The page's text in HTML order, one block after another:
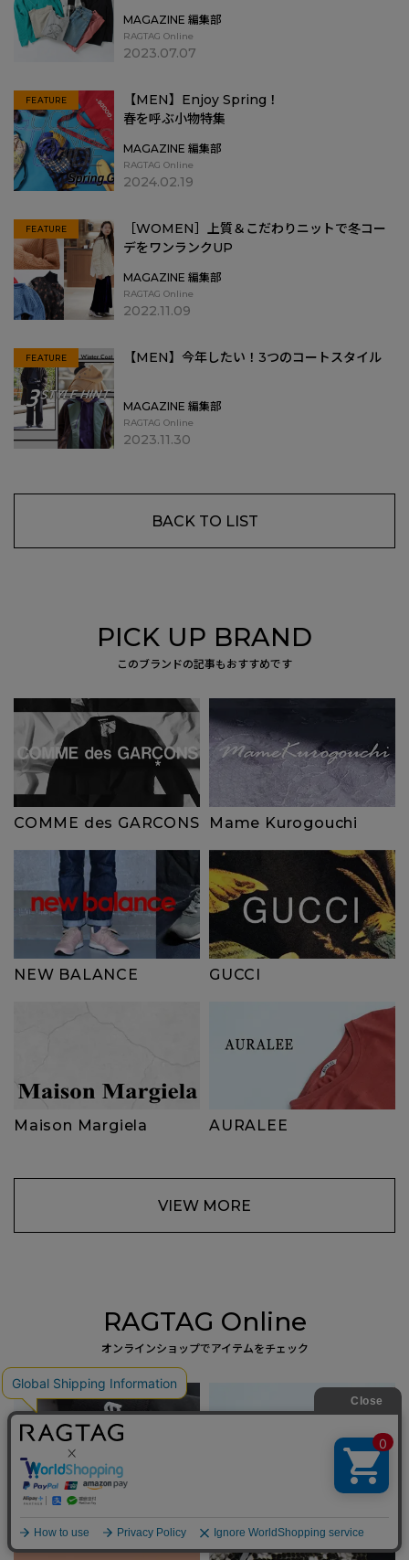
MAGAZINE 編集部
RAGTAG Online
2023.07.07
FEATURE
【MEN】Enjoy Spring！
春を呼ぶ小物特集
MAGAZINE 編集部
RAGTAG Online
2024.02.19
FEATURE
［WOMEN］上質＆こだわりニットで冬コー
デをワンランクUP
MAGAZINE 編集部
RAGTAG Online
2022.11.09
FEATURE 【MEN】今年したい！3つのコートスタイル
MAGAZINE 編集部
RAGTAG Online
2023.11.30
BACK TO LIST
PICK UP BRAND
このブランドの記事もおすすめです
COMME des GARCONS Mame Kurogouchi
NEW BALANCE GUCCI
Maison Margiela AURALEE
VIEW MORE
RAGTAG Online
オンラインショップでアイテムをチェック
sacai